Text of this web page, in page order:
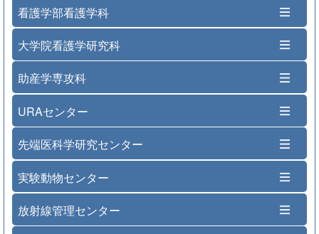
看護学部看護学科
大学院看護学研究科
助産学専攻科
URAセンター
先端医科学研究センター
実験動物センター
放射線管理センター